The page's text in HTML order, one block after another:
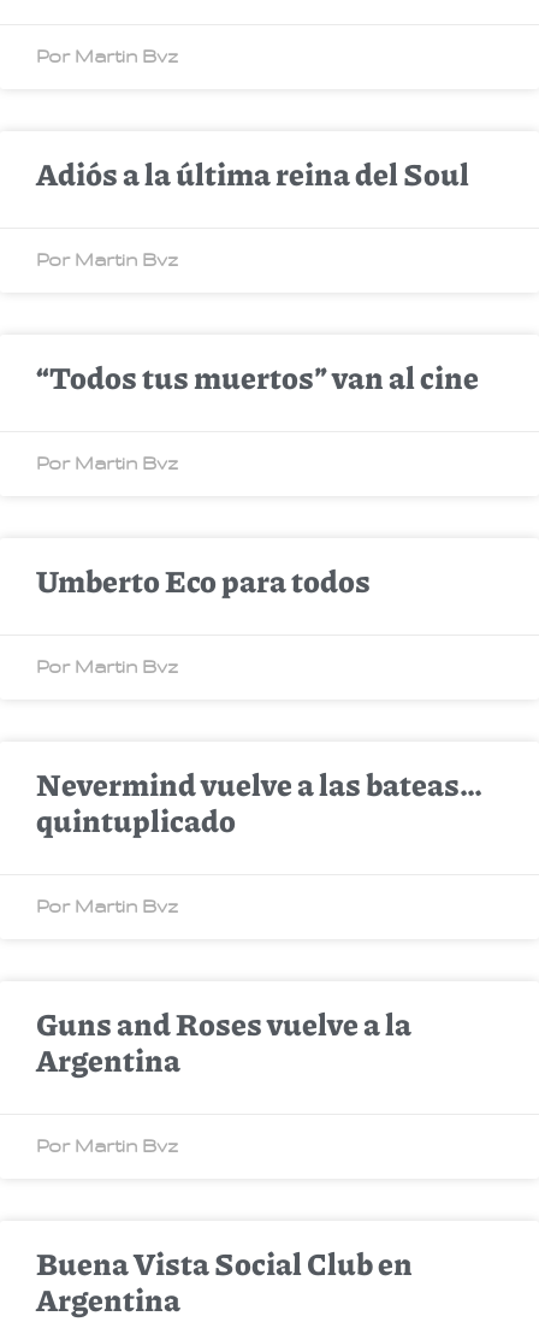
Por Martin Bvz
Adiós a la última reina del Soul
Por Martin Bvz
“Todos tus muertos” van al cine
Por Martin Bvz
Umberto Eco para todos
Por Martin Bvz
Nevermind vuelve a las bateas…
quintuplicado
Por Martin Bvz
Guns and Roses vuelve a la
Argentina
Por Martin Bvz
Buena Vista Social Club en
Argentina